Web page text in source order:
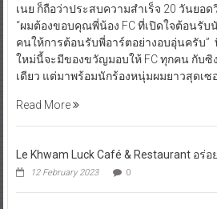
เนย ก็ถือว่าประสบความสำเร็จ 20 วันยอ
“ผมต้องขอบคุณพี่น้อง FC ที่เปิดใจต้อนรับ
คนให้การต้อนรับพี่อาร์ตอย่างอบอุ่นครับ”
ใหม่นี้จะมีของขวัญมอบให้ FC ทุกคน กับซิ
เดียว แต่มาพร้อมนักร้องหนุ่มผมยาวสุดเซ
Read More
Le Khwam Luck Café & Restaurant อร่
12 February 2023 0